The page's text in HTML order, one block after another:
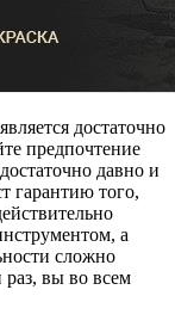
достаточно
предпочтение
давно и
гарантию того,
а
сложно
вы во всем